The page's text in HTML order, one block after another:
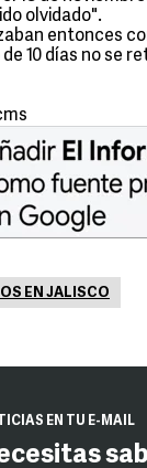
olvidado".
entonces
10 días no se
EN JALISCO
EN TU E-MAIL